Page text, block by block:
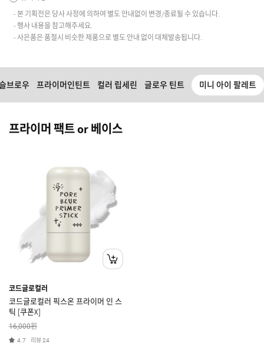
- 본 기획전은 당사 사정에 의하여 별도 안내없이 변경/종료될 수 있습니다.
- 행사 내용을 참고해주세요.
- 사은품은 품절시 비슷한 제품으로 별도 안내 없이 대체발송됩니다.
브로우 프라이머인틴트 컬러 립세린 글로우 틴트 미니 아이 팔레트
프라이머 팩트 or 베이스
코드글로컬러
코드글로컬러 픽스온 프라이머 인 스
틱 [쿠폰X]
16,000원
4.7 리뷰24